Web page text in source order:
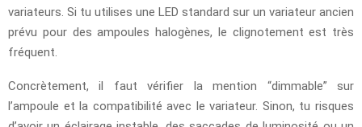
variateurs. Si tu utilises une LED standard sur un variateur ancien
prévu pour des ampoules halogènes, le clignotement est très
fréquent.
Concrètement, il faut vérifier la mention “dimmable” sur
l’ampoule et la compatibilité avec le variateur. Sinon, tu risques